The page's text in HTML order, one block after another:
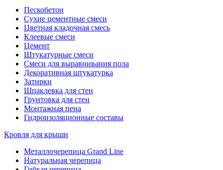
Пескобетон
Сухие цементные смеси
Цветная кладочная смесь
Клеевые смеси
Цемент
Штукатурные смеси
Смеси для выравнивания пола
Декоративная штукатурка
Затирки
Шпаклевка для стен
Грунтовка для стен
Монтажная пена
Гидроизоляционные составы
Кровля для крыши
Металлочерепица Grand Line
Натуральная черепица